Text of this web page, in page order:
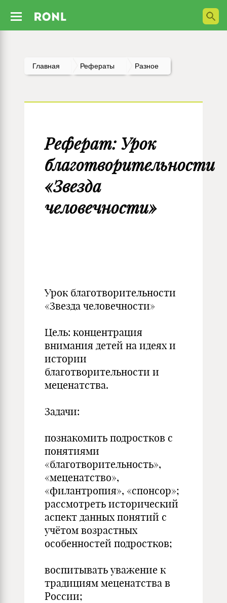
Главная Рефераты Разное
Реферат: Урок
благотворительности
«Звезда
человечности»
Урок благотворительности
«Звезда человечности»
Цель: концентрация
внимания детей на идеях и
истории
благотворительности и
меценатства.
Задачи:
познакомить подростков с
понятиями
«благотворительность»,
«меценатство»,
«филантропия», «спонсор»;
рассмотреть исторический
аспект данных понятий с
учётом возрастных
особенностей подростков;
воспитывать уважение к
традициям меценатства в
России;